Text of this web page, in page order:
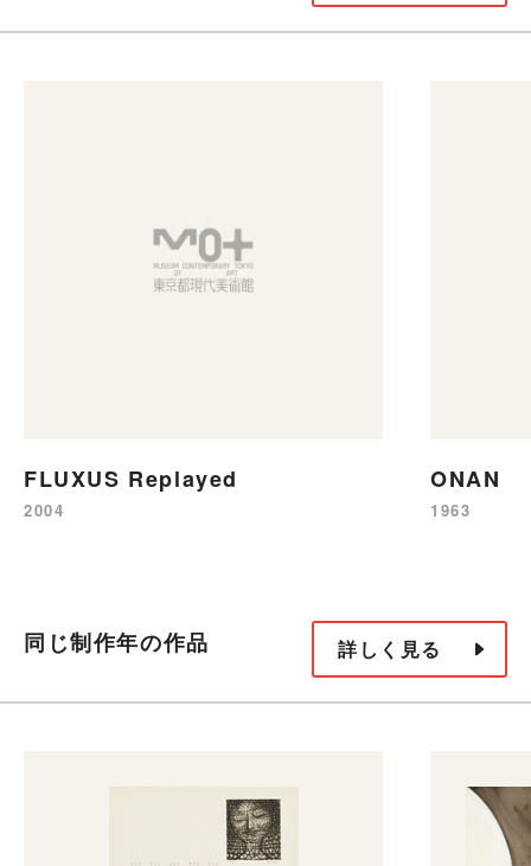
FLUXUS Replayed
2004
ONAN
1963
同じ制作年の作品 詳しく見る